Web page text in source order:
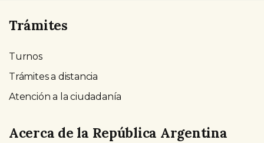
Trámites
Turnos
Trámites a distancia
Atención a la ciudadanía
Acerca de la República Argentina